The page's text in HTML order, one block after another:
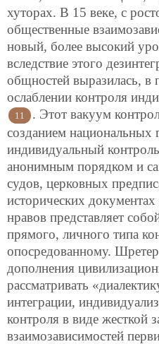
хуторах. В 15 веке, с
общественные
новый, более высокий
вследствие этого
общностей выразилась, в
ослаблении контроля
11
. Этот вакуум
созданием национальных
индивидуальный
анонимным порядком и
судов, церковных
исторических
нравов представляет
прямого, личного типа
опосредованному.
дополнения
рассматривать
интеграции,
контроля в виде жесткой
взаимозависимостей